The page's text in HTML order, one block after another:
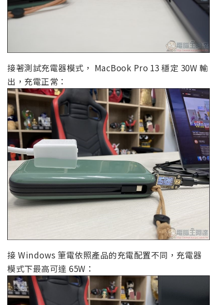
接著測試充電器模式， MacBook Pro 13 穩定 30W 輸
出，充電正常：
接 Windows 筆電依照產品的充電配置不同，充電器
模式下最高可達 65W：